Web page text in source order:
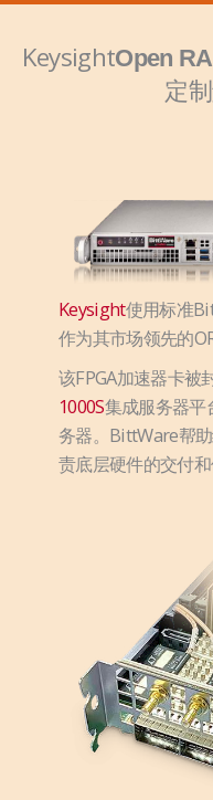
KeysightOpen
定
Keysight使用标准
作为其市场领先的
该FPGA加速器卡被
1000S集成服务器平
务器。BittWare帮
责底层硬件的交付和